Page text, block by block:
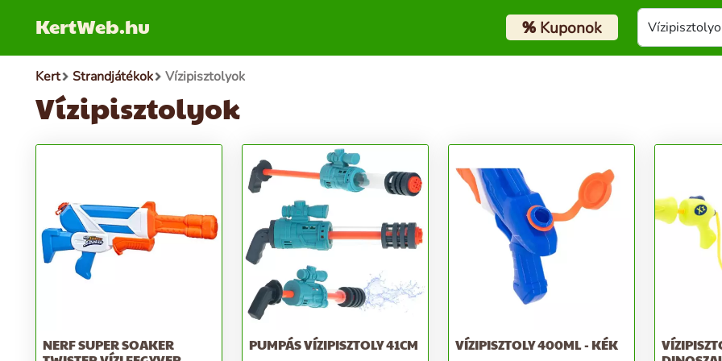
KertWeb.hu %Kuponok
Kert Strandjátékok Vízipisztolyok
Vízipisztolyok
NERF SUPER SOAKER
PUMPÁS VÍZIPISZTOLY 41CM VÍZIPISZTOLY 400ML - KÉK